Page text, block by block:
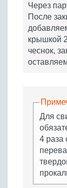
Через
После
крышкой
чеснок,
Для
4 раза